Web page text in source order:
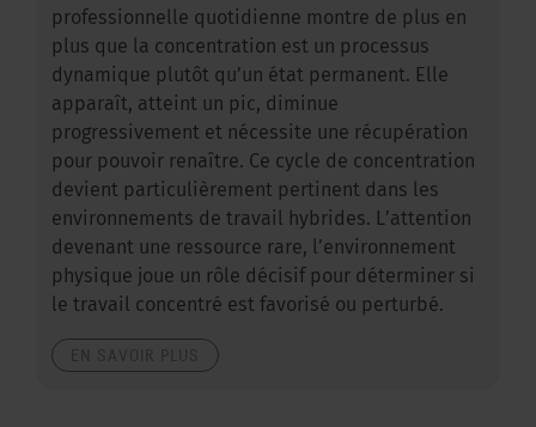
professionnelle quotidienne montre de plus en
plus que la concentration est un processus
dynamique plutôt qu’un état permanent. Elle
apparaît, atteint un pic, diminue
progressivement et nécessite une récupération
pour pouvoir renaître. Ce cycle de concentration
devient particulièrement pertinent dans les
environnements de travail hybrides. L’attention
devenant une ressource rare, l’environnement
physique joue un rôle décisif pour déterminer si
le travail concentré est favorisé ou perturbé.